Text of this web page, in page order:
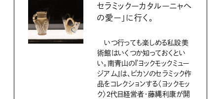
セラミックーカタルーニャへ
の愛ー」に行く。
いつ行っても楽しめる私設美
術館はいくつか知っておくとい
い。南青山の『ヨックモックミュー
ジアム』は、ピカソのセラミック作
品をコレクションする〈ヨックモッ
ク〉2代目経営者・藤縄利康が開